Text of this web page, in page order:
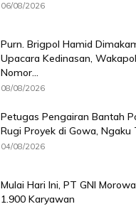
06/08/2026
Purn. Brigpol Hamid
Upacara Kedinasan,
Nomor...
08/08/2026
Petugas Pengairan Bantah
Rugi Proyek di Gowa, Ngaku
04/08/2026
Mulai Hari Ini, PT GNI
1.900 Karyawan